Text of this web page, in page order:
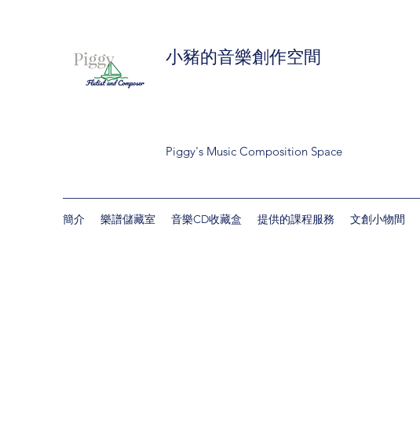
小豬的音樂創作空間
Piggy's Music Composition Space
簡介 樂譜儲藏室 音樂CD收藏盒 提供的課程服務 文創小物間